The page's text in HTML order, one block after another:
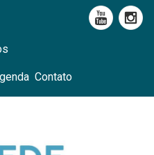
Contato